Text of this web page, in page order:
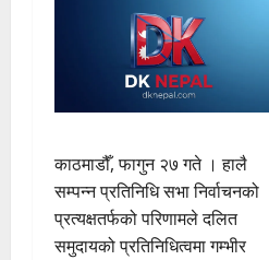
काठमाडौँ, फागुन २७ गते । हालै
सम्पन्न प्रतिनिधि सभा निर्वाचनको
प्रत्यक्षतर्फको परिणामले दलित
समुदायको प्रतिनिधित्वमा गम्भीर